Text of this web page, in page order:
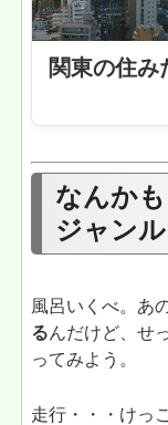
関東の住み
なんか
ジャンル
風呂いくべ。あ
るんだけど、せ
ってみよう。
走行・・・けっ